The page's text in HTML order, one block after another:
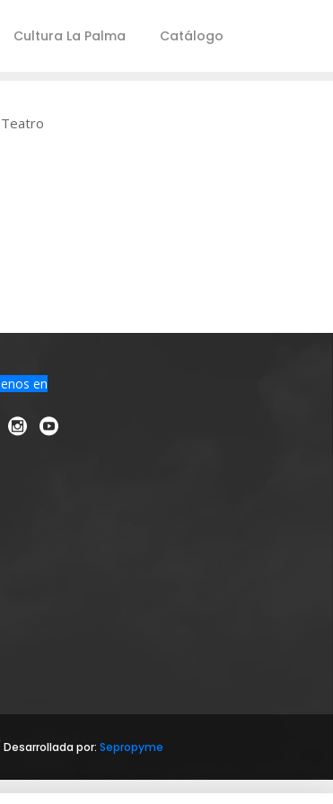
Cultura La Palma Catálogo
Teatro
en
Desarrollada por: Sepropyme